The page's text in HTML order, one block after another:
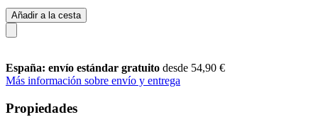
Añadir a la cesta
España: envío estándar gratuito desde 54,90 €
Más información sobre envío y entrega
Propiedades